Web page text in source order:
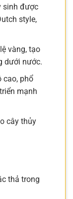
sinh được
style,
vàng, tạo
dưới nước.
phổ
mạnh
cây thủy
thả trong